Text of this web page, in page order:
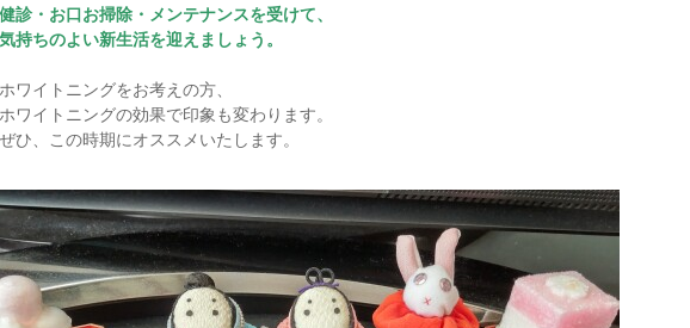
健診・お口お掃除・メンテナンスを受けて、
気持ちのよい新生活を迎えましょう。
ホワイトニングをお考えの方、
ホワイトニングの効果で印象も変わります。
ぜひ、この時期にオススメいたします。